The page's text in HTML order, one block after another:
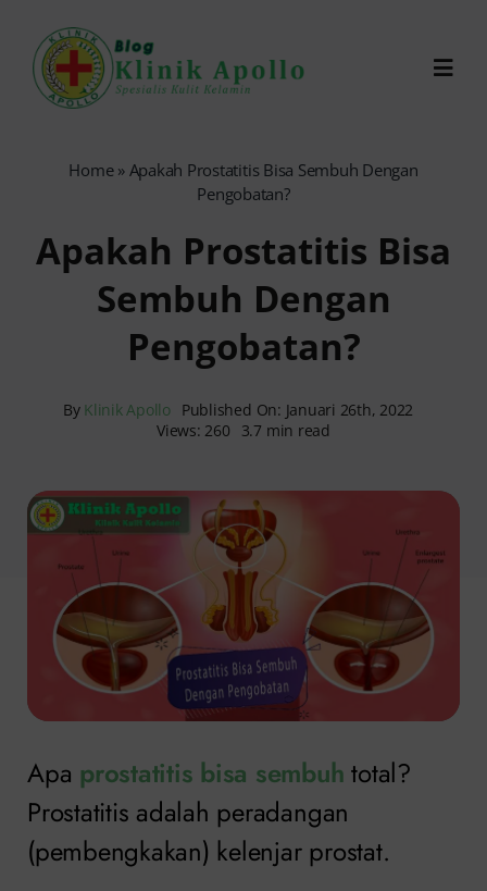
content
Reservasi Online
Home» Apakah Prostatitis Bisa Sembuh Dengan
Pengobatan?
Apakah Prostatitis Bisa
Sembuh Dengan
Pengobatan?
By Klinik Apollo Published On: Januari 26th, 2022
Views: 260
3.7 min read
Apa prostatitis bisa sembuh total?
Prostatitis adalah peradangan
(pembengkakan) kelenjar prostat.